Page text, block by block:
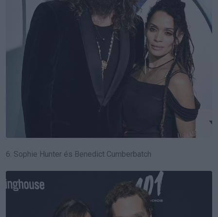
6. Sophie Hunter és Benedict Cumberbatch